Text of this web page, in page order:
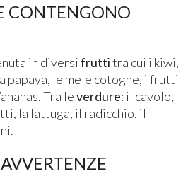
CONTENGONO
in diversifruttitra cui i kiwi,
papaya, le mele cotogne, i frutti
Tra leverdure: il cavolo,
la lattuga, il radicchio, il